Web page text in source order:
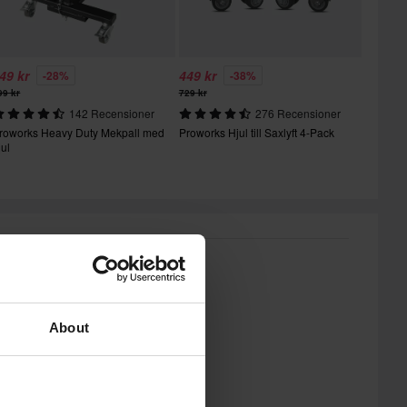
About
kr -28%
kr
142 Recensioner
Heavy Duty Mekpall med
449 kr -38%
729 kr
276 Recensioner
Proworks Hjul till Saxlyft 4-Pack